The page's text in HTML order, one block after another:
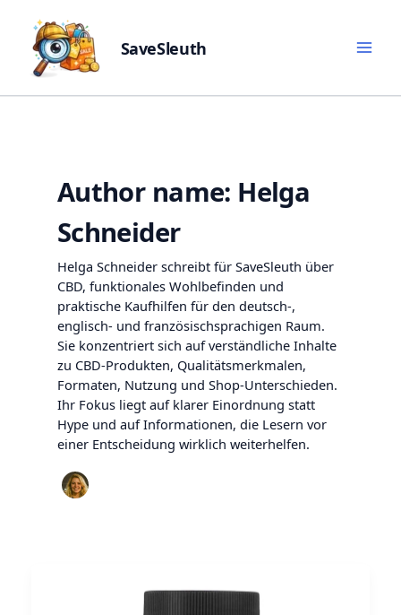
SaveSleuth
Author name: Helga
Schneider
Helga Schneider schreibt für SaveSleuth über
CBD, funktionales Wohlbefinden und
praktische Kaufhilfen für den deutsch-,
englisch- und französischsprachigen Raum.
Sie konzentriert sich auf verständliche Inhalte
zu CBD-Produkten, Qualitätsmerkmalen,
Formaten, Nutzung und Shop-Unterschieden.
Ihr Fokus liegt auf klarer Einordnung statt
Hype und auf Informationen, die Lesern vor
einer Entscheidung wirklich weiterhelfen.